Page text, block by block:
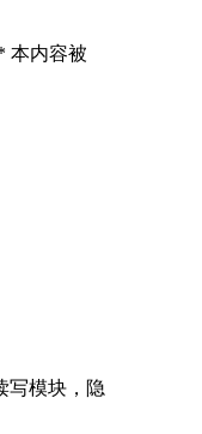
本内容被
写模块，隐